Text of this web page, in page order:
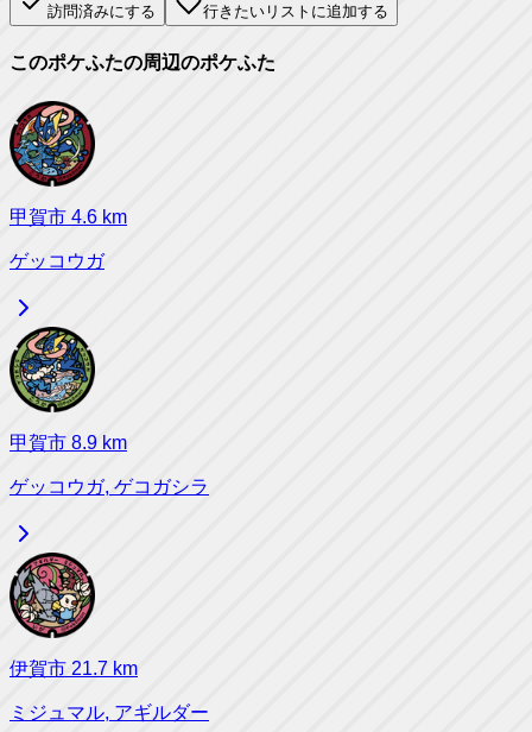
訪問済みにする 行きたいリストに追加する
このポケふたの周辺のポケふた
甲賀市 4.6 km
ゲッコウガ
甲賀市 8.9 km
ゲッコウガ, ゲコガシラ
伊賀市 21.7 km
ミジュマル, アギルダー